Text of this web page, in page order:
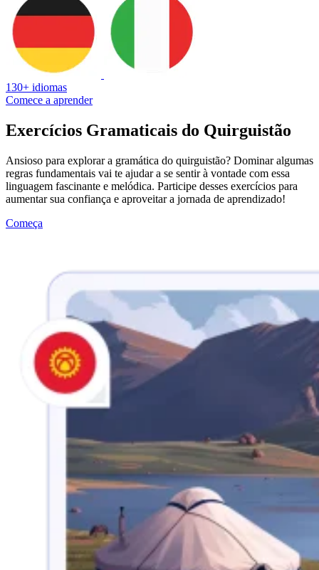
130+ idiomas
Comece a aprender
Exercícios Gramaticais do Quirguistão
Ansioso para explorar a gramática do quirguistão? Dominar algumas
regras fundamentais vai te ajudar a se sentir à vontade com essa
linguagem fascinante e melódica. Participe desses exercícios para
aumentar sua confiança e aproveitar a jornada de aprendizado!
Começa